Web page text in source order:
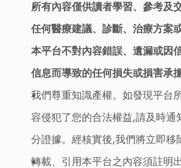
所有內容僅供讀者學習、參考及
任何醫療建議、診斷、治療方案
本平台不對內容錯誤、遺漏或因
信息而導致的任何損失或損害承
我們尊重知識產權。如發現平台
容侵犯了您的合法權益,請及時通
分證據。經核實後,我們將立即移
轉載、引用本平台之內容須註明